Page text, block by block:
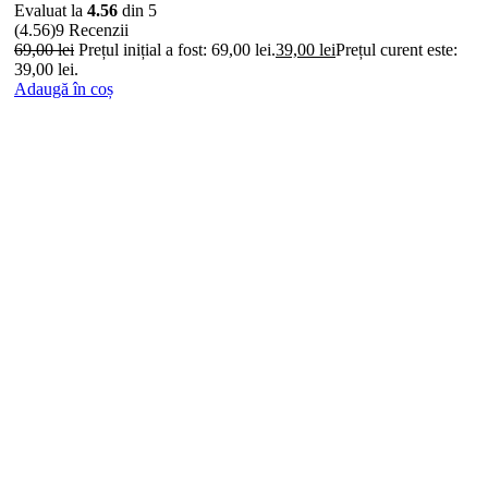
Evaluat la 4.56 din 5
(4.56)9 Recenzii
69,00lei Prețul inițial a fost: 69,00 lei.39,00 leiPrețul curent este:
39,00 lei.
Adaugă în coș